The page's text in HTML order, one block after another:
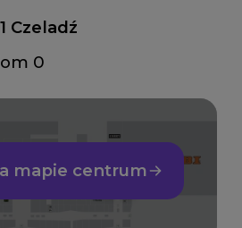
Czeladź
0
mapie centrum